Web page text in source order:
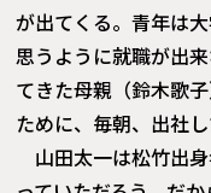
が出てくる。青年は
思うように就職が出
てきた母親（鈴木歌
ために、毎朝、出社
山田太一は松竹出